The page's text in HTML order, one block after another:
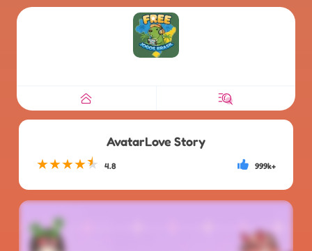
AvatarLove Story
★★★★★ 4.8 999k+